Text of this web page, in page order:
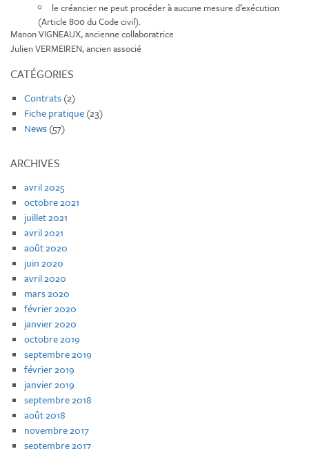
le créancier ne peut procéder à aucune mesure d’exécution
(Article 800 du Code civil).
Manon VIGNEAUX, ancienne collaboratrice
Julien VERMEIREN, ancien associé
CATÉGORIES
Contrats(2)
Fiche pratique(23)
News(57)
ARCHIVES
avril 2025
octobre 2021
juillet 2021
avril 2021
août 2020
juin 2020
avril 2020
mars 2020
février 2020
janvier 2020
octobre 2019
septembre 2019
février 2019
janvier 2019
septembre 2018
août 2018
novembre 2017
septembre 2017